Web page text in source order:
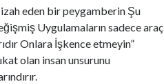
eden bir peygamberin Şu
Uygulamaların sadece araç
Onlara İşkence etmeyin”
olan insan unsurunu